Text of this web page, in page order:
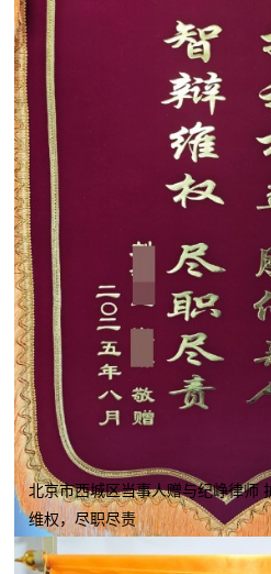
北京市西城区当事人赠与纪峥律师
维权，尽职尽责